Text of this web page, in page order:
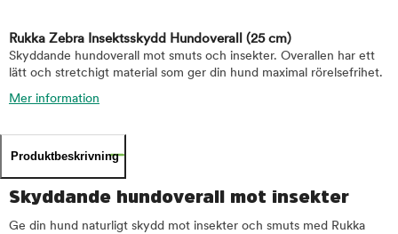
Rukka Zebra Insektsskydd Hundoverall (25 cm)
Skyddande hundoverall mot smuts och insekter. Overallen har ett
lätt och stretchigt material som ger din hund maximal rörelsefrihet.
Mer information
Produktbeskrivning
Skyddande hundoverall mot insekter
Ge din hund naturligt skydd mot insekter och smuts med Rukka